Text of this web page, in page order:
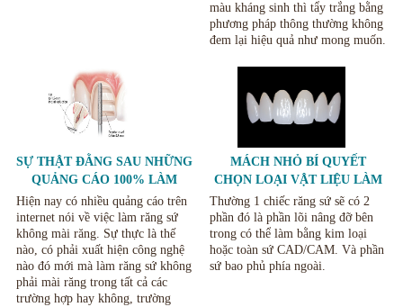
màu kháng sinh thì tẩy trắng bằng
phương pháp thông thường không
đem lại hiệu quả như mong muốn.
SỰ THẬT ĐẰNG SAU NHỮNG
QUẢNG CÁO 100% LÀM
RĂNG SỨ KHÔNG MÀI
RĂNG.
Hiện nay có nhiều quảng cáo trên
internet nói về việc làm răng sứ
không mài răng. Sự thực là thế
nào, có phải xuất hiện công nghệ
nào đó mới mà làm răng sứ không
phải mài răng trong tất cả các
trường hợp hay không, trường
MÁCH NHỎ BÍ QUYẾT
CHỌN LOẠI VẬT LIỆU LÀM
BỌC RĂNG NÊN CHỌN LOẠI
RĂNG NÀO CHO PHÙ HỢP.
Thường 1 chiếc răng sứ sẽ có 2
phần đó là phần lõi nâng đỡ bên
trong có thể làm bằng kim loại
hoặc toàn sứ CAD/CAM. Và phần
sứ bao phủ phía ngoài.